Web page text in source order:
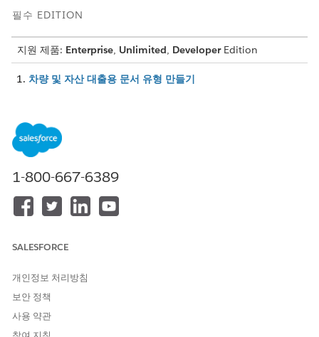
필수 EDITION
지원 제품: Enterprise, Unlimited, DeveloperEdition
차량 및 자산 대출용 문서 유형 만들기
서를 정리할 수 있습니다. 예를 들어, 문서 유형인 운전 면허증
을 주소 증명 범주와 연결하거나 은행 거래 내역서 및 급여 명세
서를 소득 증명 문서 범주와 연결합니다.
차량 및 자산 대출을 위해 신청자에 문서 유형 매핑
신청자의 다양한 유형에 매핑합니다. 결정 매트릭스는 신청자가
면허증 및 은행 내역서를 매핑합니다.
1-800-667-6389
SALESFORCE
개인정보 처리방침
보안 정책
사용 약관